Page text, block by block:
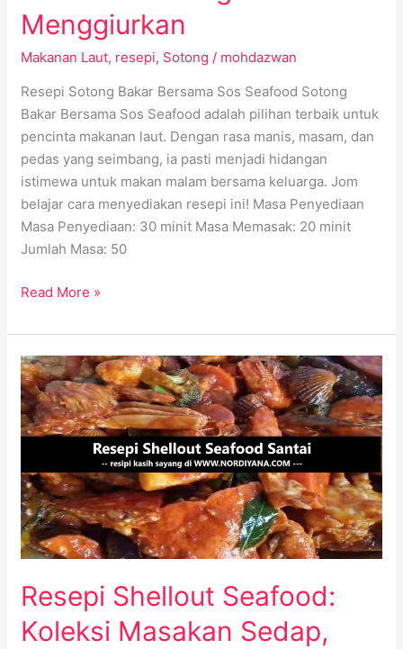
Menggiurkan
Makanan Laut, resepi, Sotong / mohdazwan
Resepi Sotong Bakar Bersama Sos Seafood Sotong
Bakar Bersama Sos Seafood adalah pilihan terbaik untuk
pencinta makanan laut. Dengan rasa manis, masam, dan
pedas yang seimbang, ia pasti menjadi hidangan
istimewa untuk makan malam bersama keluarga. Jom
belajar cara menyediakan resepi ini! Masa Penyediaan
Masa Penyediaan: 30 minit Masa Memasak: 20 minit
Jumlah Masa: 50
Read More »
Resepi Shellout Seafood:
Koleksi Masakan Sedap,
Resepi
Shellout
Seafood:
Koleksi
Sedap,
Mudah
dan
Viral!